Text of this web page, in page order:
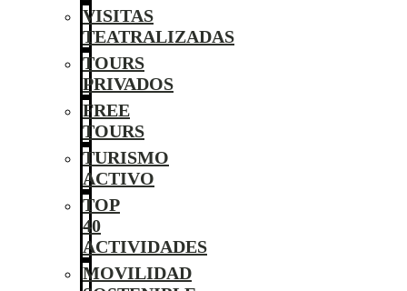
VISITAS
TEATRALIZADAS
TOURS
PRIVADOS
FREE
TOURS
TURISMO
ACTIVO
TOP
40
ACTIVIDADES
MOVILIDAD